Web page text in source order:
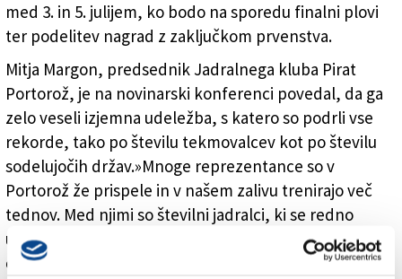
med 3. in 5. julijem, ko bodo na sporedu finalni plovi
ter podelitev nagrad z zaključkom prvenstva.
Mitja Margon, predsednik Jadralnega kluba Pirat
Portorož, je na novinarski konferenci povedal, da ga
zelo veseli izjemna udeležba, s katero so podrli vse
rekorde, tako po številu tekmovalcev kot po številu
sodelujočih držav.»Mnoge reprezentance so v
Portorož že prispele in v našem zalivu trenirajo več
tednov. Med njimi so številni jadralci, ki se redno
udeležujejo naših regat, pa tudi mnogi, ki Slovenijo
obiskujejo prvič,« je dejal Margon.